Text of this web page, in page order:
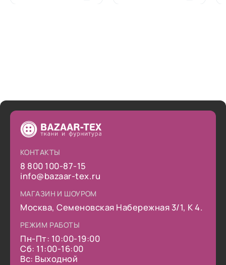
КОНТАКТЫ
8 800 100-87-15
info@bazaar-tex.ru
МАГАЗИН И ШОУРОМ
Москва, Семеновская Набережная 3/1, К 4.
РЕЖИМ РАБОТЫ
Пн-Пт: 10:00-19:00
Сб: 11:00-16:00
Вс: Выходной